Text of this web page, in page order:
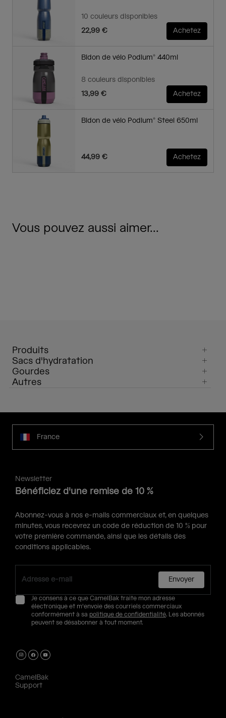
10 couleurs disponibles
22,99 €
Achetez
Bidon de vélo Podium® 440ml
8 couleurs disponibles
13,99 €
Achetez
Bidon de vélo Podium® Steel 650ml
44,99 € Achetez
Vous pouvez aussi aimer...
Produits
Sacs d'hydratation
Gourdes
Autres
France
Newsletter
Bénéficiez d'une remise de 10 %
Abonnez-vous à nos e-mails commerciaux et, en quelques
minutes, vous recevrez un code de réduction de 10 % pour
votre première commande, ainsi que les détails des
conditions applicables.
Envoyer
Je consens à ce que CamelBak traite mon adresse
électronique et m'envoie des courriels commerciaux
conformément à sa politique de confidentialité. Les abonnés
peuvent se désabonner à tout moment.
CamelBak
Support